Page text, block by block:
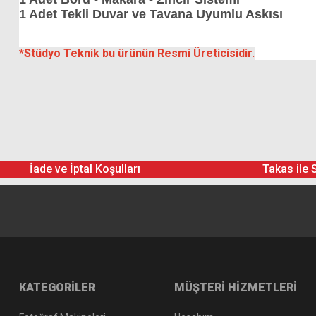
1 Adet Tekli Duvar ve Tavana Uyumlu Askısı
*Stüdyo Teknik bu ürünün Resmi Üreticisidir.
İade ve İptal Koşulları Takas ile
KATEGORİLER MÜŞTERİ HİZMETLERİ